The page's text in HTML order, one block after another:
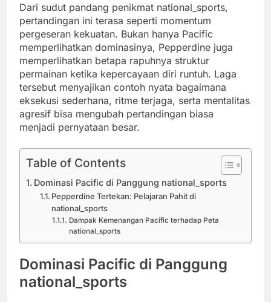
Dari sudut pandang penikmat national_sports,
pertandingan ini terasa seperti momentum
pergeseran kekuatan. Bukan hanya Pacific
memperlihatkan dominasinya, Pepperdine juga
memperlihatkan betapa rapuhnya struktur
permainan ketika kepercayaan diri runtuh. Laga
tersebut menyajikan contoh nyata bagaimana
eksekusi sederhana, ritme terjaga, serta mentalitas
agresif bisa mengubah pertandingan biasa
menjadi pernyataan besar.
Table of Contents
Dominasi Pacific di Panggung national_sports
Pepperdine Tertekan: Pelajaran Pahit di
national_sports
Dampak Kemenangan Pacific terhadap Peta
national_sports
Dominasi Pacific di Panggung
national_sports